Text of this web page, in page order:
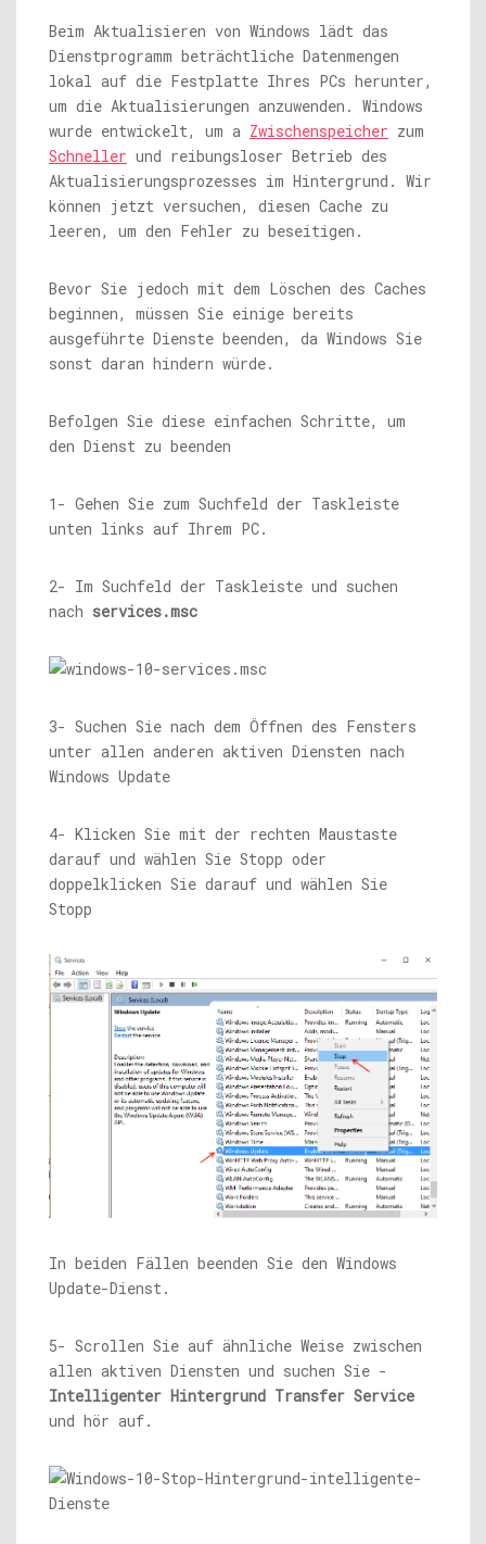
Beim Aktualisieren von Windows lädt das
Dienstprogramm beträchtliche Datenmengen
lokal auf die Festplatte Ihres PCs herunter,
um die Aktualisierungen anzuwenden. Windows
wurde entwickelt, um a Zwischenspeicher zum
Schneller und reibungsloser Betrieb des
Aktualisierungsprozesses im Hintergrund. Wir
können jetzt versuchen, diesen Cache zu
leeren, um den Fehler zu beseitigen.
Bevor Sie jedoch mit dem Löschen des Caches
beginnen, müssen Sie einige bereits
ausgeführte Dienste beenden, da Windows Sie
sonst daran hindern würde.
Befolgen Sie diese einfachen Schritte, um
den Dienst zu beenden
1- Gehen Sie zum Suchfeld der Taskleiste
unten links auf Ihrem PC.
2- Im Suchfeld der Taskleiste und suchen
nach services.msc
3- Suchen Sie nach dem Öffnen des Fensters
unter allen anderen aktiven Diensten nach
Windows Update
4- Klicken Sie mit der rechten Maustaste
darauf und wählen Sie Stopp oder
doppelklicken Sie darauf und wählen Sie
Stopp
In beiden Fällen beenden Sie den Windows
Update-Dienst.
5- Scrollen Sie auf ähnliche Weise zwischen
allen aktiven Diensten und suchen Sie -
Intelligenter Hintergrund Transfer Service
und hör auf.